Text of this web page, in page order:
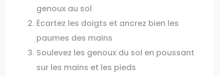
genoux au sol
Écartez les doigts et ancrez bien les
paumes des mains
Soulevez les genoux du sol en poussant
sur les mains et les pieds